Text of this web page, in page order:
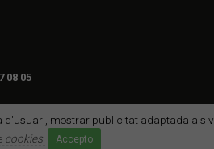
d'usuari, mostrar publicitat adaptada als
cookies. Accepto
08 05